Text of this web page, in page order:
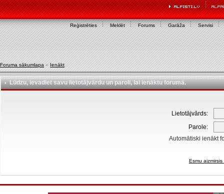
Reģistrēties Meklēt Forums Garāža Servisi
Foruma sākumlapa » Ienākt
Lūdzu, ievadiet savu lietotājvārdu un paroli, lai ienāktu forumā.
Lietotājvārds:
Parole:
Automātiski ienākt
Esmu